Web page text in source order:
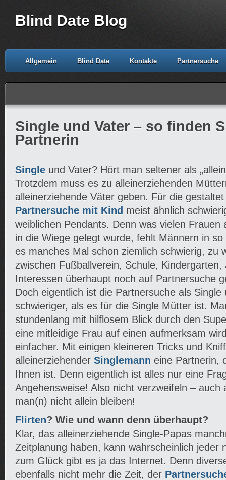
Blind Date Blog
Allgemein Blind Date Kontakte Partnersuche
Single und Vater – so finden
Partnerin
Single und Vater? Hört man seltener als
Trotzdem muss es zu alleinerziehenden
alleinerziehende Väter geben. Für die
Partnersuche mit Kind meist ähnlich
weiblichen Pendants. Denn was vielen Frauen
in die Wiege gelegt wurde, fehlt Männern in
es manches Mal schon ziemlich schwierig, zu
zwischen Fußballverein, Schule, Kindergarten,
Interessen überhaupt noch auf Partnersuche
Doch eigentlich ist die Partnersuche als Single
schwieriger, als es für die Single Mütter ist.
stundenlang mit hilflosem Blick durch den
eine mitleidige Frau auf einen aufmerksam
einfacher. Mit einigen kleineren Tricks und
alleinerziehender Singlemann eine Partnerin,
Ihnen ist. Denn eigentlich ist alles nur eine
Angehensweise! Also nicht verzweifeln – auch
man(n) nicht allein bleiben!
Flirten? Wie und wann denn überhaupt?
Klar, das alleinerziehende Single-Papas
Zeitplanung haben, kann wahrscheinlich jeder
zum Glück gibt es ja das Internet. Denn
ebenfalls nicht mehr die Zeit, der